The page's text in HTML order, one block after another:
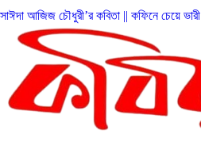
সাঈদা আজিজ চৌধুরী’র কবিতা || কফিনে চেয়ে ভারী